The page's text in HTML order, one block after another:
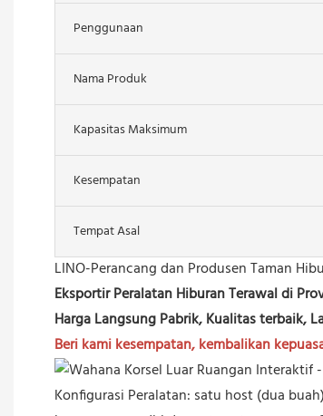
Penggunaan
Nama Produk
Kapasitas Maksimum
Kesempatan
Tempat Asal
LINO-Perancang dan Produsen Taman
Eksportir Peralatan Hiburan Terawal di
Harga Langsung Pabrik, Kualitas terbaik,
Beri kami kesempatan, kembalikan
Konfigurasi Peralatan: satu host (dua